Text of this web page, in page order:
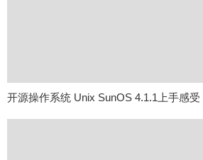
开源操作系统 Unix SunOS 4.1.1上手感受